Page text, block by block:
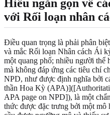
Hiểu ngắn gọn về
với Rối loạn nhân
Điều quan trọng là phải phân
và mắc Rối loạn Nhân cách Ái
một quang phổ; nhiều người thể
mà không đáp ứng các tiêu chí
NPD, như được định nghĩa bởi
thần Hoa Kỳ
APA page on NPD]), là một
thức được đặc trưng bởi một mô